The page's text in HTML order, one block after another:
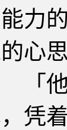
力
心
他
凭